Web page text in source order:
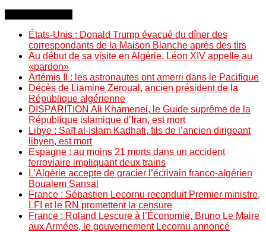
États-Unis : Donald Trump évacué du dîner des
correspondants de la Maison Blanche après des tirs
Au début de sa visite en Algérie, Léon XIV appelle au
«pardon»
Artémis II : les astronautes ont amerri dans le Pacifique
Décès de Liamine Zeroual, ancien président de la
République algérienne
DISPARITION Ali Khamenei, le Guide suprême de la
République islamique d’Iran, est mort
Libye : Saïf al-Islam Kadhafi, fils de l’ancien dirigeant
libyen, est mort
Espagne : au moins 21 morts dans un accident
ferroviaire impliquant deux trains
L’Algérie accepte de gracier l’écrivain franco-algérien
Boualem Sansal
France : Sébastien Lecornu reconduit Premier ministre,
LFI et le RN promettent la censure
France : Roland Lescure à l’Économie, Bruno Le Maire
aux Armées, le gouvernement Lecornu annoncé